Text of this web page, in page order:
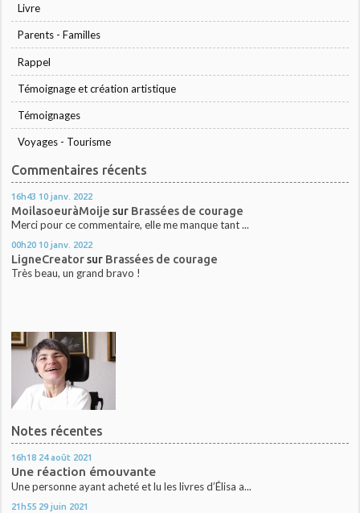
Livre
Parents - Familles
Rappel
Témoignage et création artistique
Témoignages
Voyages - Tourisme
Commentaires récents
16h43 10 janv. 2022
MoilasoeuràMoije sur Brassées de courage
Merci pour ce commentaire, elle me manque tant ...
00h20 10 janv. 2022
LigneCreatorsur Brassées de courage
Très beau, un grand bravo !
Notes récentes
16h18 24 août 2021
Une réaction émouvante
Une personne ayant acheté et lu les livres d’Élisa a...
21h55 29 juin 2021